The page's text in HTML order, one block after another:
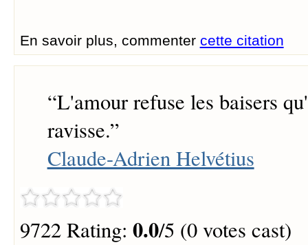
En savoir plus, commenter cette citation
“L'amour refuse les baisers
ravisse.”
Claude-Adrien Helvétius
9722 Rating: 0.0/5 (0 votes cast)